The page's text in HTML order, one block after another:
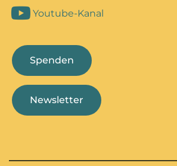
Youtube-Kanal
Spenden
Newsletter